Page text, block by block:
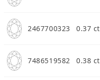
2467700323 0.37 ct
7486519582 0.38 ct